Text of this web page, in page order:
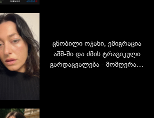
ცნობილი ოჯახი, ემიგრაცია
აშშ-ში და ძმის ტრაგიკული
გარდაცვალება - მომღერალ